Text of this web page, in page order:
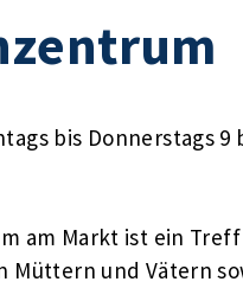
bis Donnerstags 9
am Markt ist ein
Müttern und Vätern